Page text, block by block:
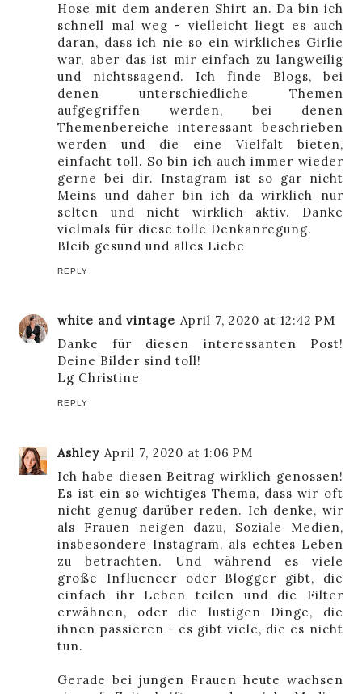
Hose mit dem anderen Shirt an. Da bin ich
schnell mal weg - vielleicht liegt es auch
daran, dass ich nie so ein wirkliches Girlie
war, aber das ist mir einfach zu langweilig
und nichtssagend. Ich finde Blogs, bei
denen unterschiedliche Themen
aufgegriffen werden, bei denen
Themenbereiche interessant beschrieben
werden und die eine Vielfalt bieten,
einfacht toll. So bin ich auch immer wieder
gerne bei dir. Instagram ist so gar nicht
Meins und daher bin ich da wirklich nur
selten und nicht wirklich aktiv. Danke
vielmals für diese tolle Denkanregung.
Bleib gesund und alles Liebe
REPLY
white and vintage April 7, 2020 at 12:42 PM
Danke für diesen interessanten Post!
Deine Bilder sind toll!
Lg Christine
REPLY
Ashley April 7, 2020 at 1:06 PM
Ich habe diesen Beitrag wirklich genossen!
Es ist ein so wichtiges Thema, dass wir oft
nicht genug darüber reden. Ich denke, wir
als Frauen neigen dazu, Soziale Medien,
insbesondere Instagram, als echtes Leben
zu betrachten. Und während es viele
große Influencer oder Blogger gibt, die
einfach ihr Leben teilen und die Filter
erwähnen, oder die lustigen Dinge, die
ihnen passieren - es gibt viele, die es nicht
tun.
Gerade bei jungen Frauen heute wachsen